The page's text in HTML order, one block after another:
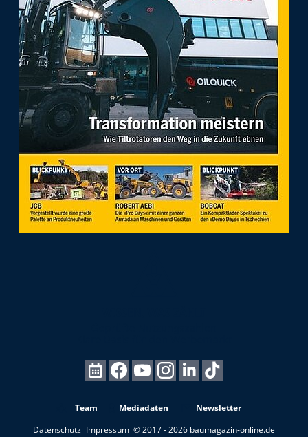
Team Mediadaten
Newsletter
Datenschutz Impressum © 2017 - 2026 baumagazin-online.de